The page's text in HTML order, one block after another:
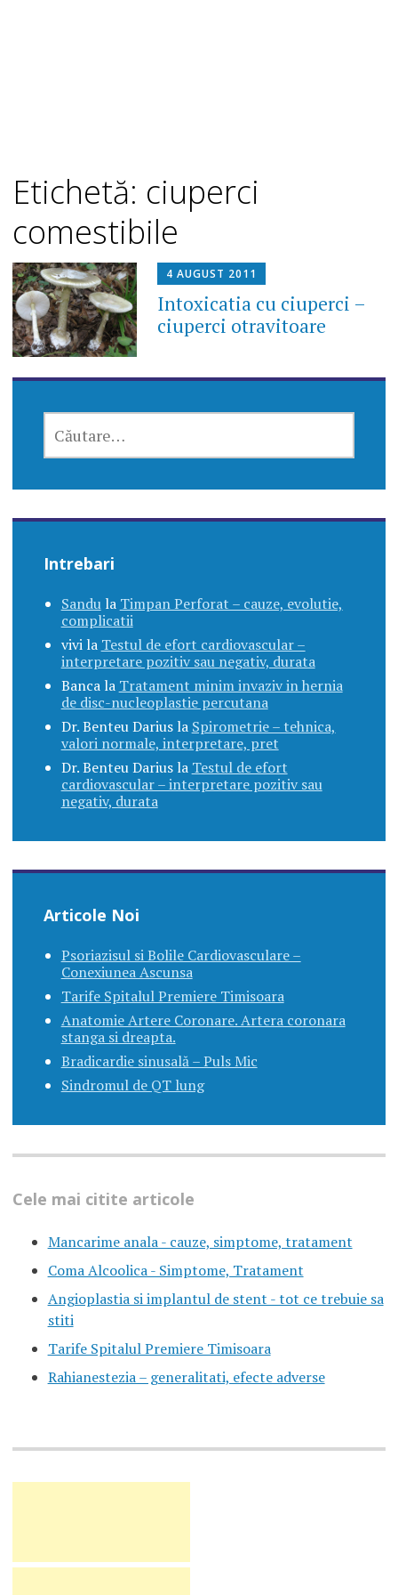
Etichetă: ciuperci
comestibile
4 AUGUST 2011
Intoxicatia cu ciuperci –
ciuperci otravitoare
DUPĂ:
Intrebari
Sandula Timpan Perforat – cauze, evolutie,
complicatii
vivila Testul de efort cardiovascular –
interpretare pozitiv sau negativ, durata
Bancala Tratament minim invaziv in hernia
de disc-nucleoplastie percutana
Dr. Benteu Dariusla Spirometrie – tehnica,
valori normale, interpretare, pret
Dr. Benteu Dariusla Testul de efort
cardiovascular – interpretare pozitiv sau
negativ, durata
Articole Noi
Psoriazisul si Bolile Cardiovasculare –
Conexiunea Ascunsa
Tarife Spitalul Premiere Timisoara
Anatomie Artere Coronare. Artera coronara
stanga si dreapta.
Bradicardie sinusală – Puls Mic
Sindromul de QT lung
Cele mai citite articole
Mancarime anala - cauze, simptome, tratament
Coma Alcoolica - Simptome, Tratament
Angioplastia si implantul de stent - tot ce trebuie sa
stiti
Tarife Spitalul Premiere Timisoara
Rahianestezia – generalitati, efecte adverse